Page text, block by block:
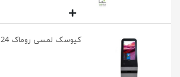
کیوسک لمسی روماک 24